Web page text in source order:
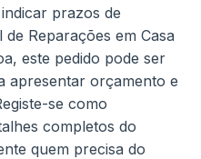
prazos de
Reparações em Casa
este pedido pode ser
apresentar orçamento e
se como
completos do
quem precisa do